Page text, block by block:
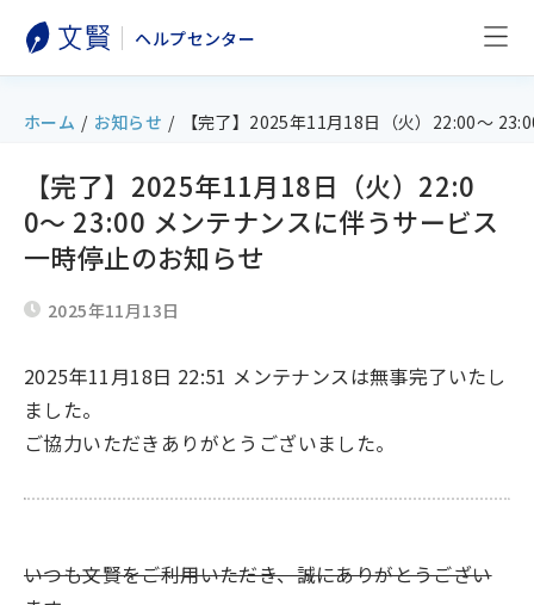
ヘルプセンター
ホーム / お知らせ / 【完了】2025年11月18日（火）22:00〜
【完了】2025年11月18日（火）22:0
0〜 23:00 メンテナンスに伴うサービス
一時停止のお知らせ
2025年11月13日
2025年11月18日 22:51 メンテナンスは無事完了いたし
ました。
ご協力いただきありがとうございました。
いつも文賢をご利用いただき、誠にありがとうござい